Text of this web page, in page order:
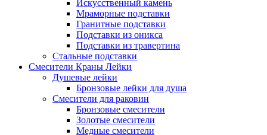
Искусственный камень
Мраморные подставки
Гранитные подставки
Подставки из оникса
Подставки из травертина
Стальные подставки
Смесители Краны Лейки
Душевые лейки
Бронзовые лейки для душа
Смесители для раковин
Бронзовые смесители
Золотые смесители
Медные смесители